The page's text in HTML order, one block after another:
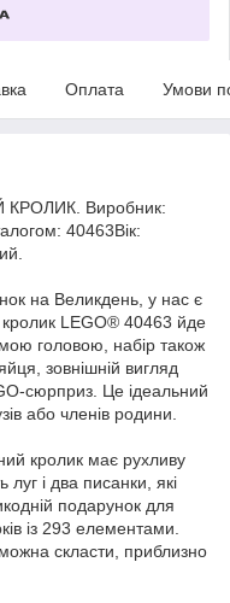
Оплата Умови
Виробник:
40463Вік:
на Великдень, у нас є
LEGO® 40463 йде
головою, набір також
зовнішній вигляд
сюрприз. Це ідеальний
або членів родини.
кролик має рухливу
луг і два писанки, які
подарунок для
із 293 елементами.
скласти, приблизно